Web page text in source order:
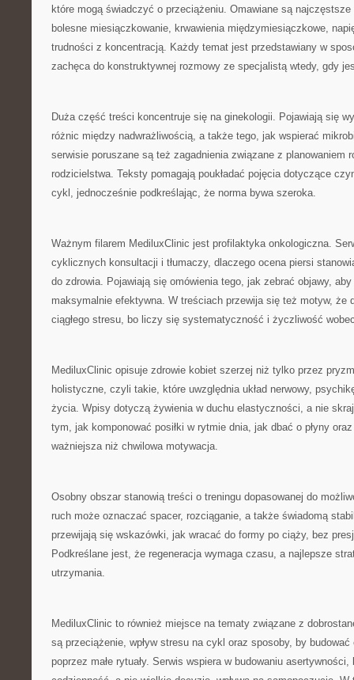
które mogą świadczyć o przeciążeniu. Omawiane są
bolesne miesiączkowanie, krwawienia międzymiesiączkowe,
trudności z koncentracją. Każdy temat jest przedstawiany w
zachęca do konstruktywnej rozmowy ze specjalistą wtedy, gdy
Duża część treści koncentruje się na ginekologii. Pojawiają się
różnic między nadwrażliwością, a także tego, jak wspierać
serwisie poruszane są też zagadnienia związane z planowaniem
rodzicielstwa. Teksty pomagają poukładać pojęcia dotyczące
cykl, jednocześnie podkreślając, że norma bywa szeroka.
Ważnym filarem MediluxClinic jest profilaktyka onkologiczna.
cyklicznych konsultacji i tłumaczy, dlaczego ocena piersi
do zdrowia. Pojawiają się omówienia tego, jak zebrać objawy, aby
maksymalnie efektywna. W treściach przewija się też motyw, że
ciągłego stresu, bo liczy się systematyczność i życzliwość
MediluxClinic opisuje zdrowie kobiet szerzej niż tylko przez
holistyczne, czyli takie, które uwzględnia układ nerwowy,
życia. Wpisy dotyczą żywienia w duchu elastyczności, a nie
tym, jak komponować posiłki w rytmie dnia, jak dbać o płyny
ważniejsza niż chwilowa motywacja.
Osobny obszar stanowią treści o treningu dopasowanej do
ruch może oznaczać spacer, rozciąganie, a także świadomą
przewijają się wskazówki, jak wracać do formy po ciąży, bez
Podkreślane jest, że regeneracja wymaga czasu, a najlepsze
utrzymania.
MediluxClinic to również miejsce na tematy związane z
są przeciążenie, wpływ stresu na cykl oraz sposoby, by
poprzez małe rytuały. Serwis wspiera w budowaniu asertywności,